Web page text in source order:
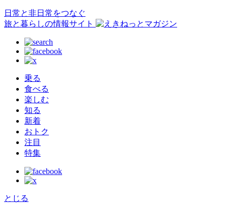
日常と非日常をつなぐ
旅と暮らしの情報サイト
乗る
食べる
楽しむ
知る
新着
おトク
注目
特集
とじる